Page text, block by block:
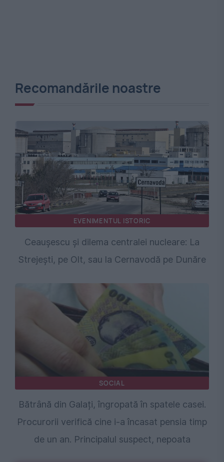
Recomandările noastre
EVENIMENTUL ISTORIC
Ceaușescu și dilema centralei nucleare: La
Strejești, pe Olt, sau la Cernavodă pe Dunăre
SOCIAL
Bătrână din Galați, îngropată în spatele casei.
Procurorii verifică cine i-a încasat pensia timp
de un an. Principalul suspect, nepoata